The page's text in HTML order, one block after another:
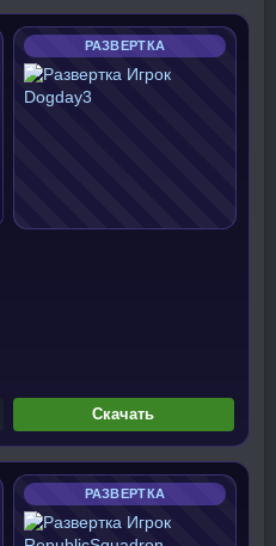
РАЗВЕРТКА
Скачать
РАЗВЕРТКА